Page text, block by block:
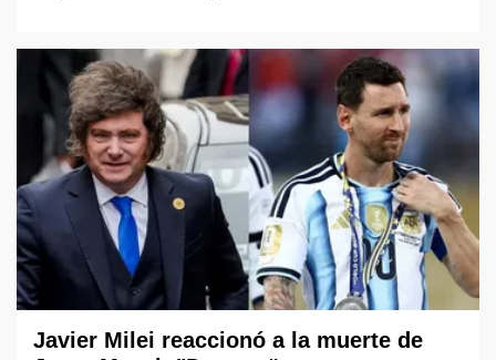
Javier Milei reaccionó a la muerte de